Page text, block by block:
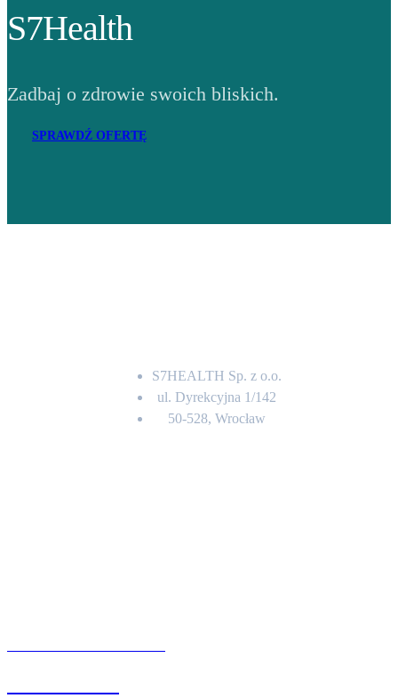
S7Health
Zadbaj o zdrowie swoich bliskich.
SPRAWDŹ OFERTĘ
S7HEALTH Sp. z o.o.
ul. Dyrekcyjna 1/142
50-528, Wrocław